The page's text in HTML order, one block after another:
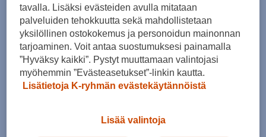
200,00 € 260,00 €
tavalla. Lisäksi evästeiden avulla mitataan
palveluiden tehokkuutta sekä mahdollistetaan
yksilöllinen ostokokemus ja personoidun mainonnan
tarjoaminen. Voit antaa suostumuksesi painamalla
”Hyväksy kaikki”. Pystyt muuttamaan valintojasi
myöhemmin ”Evästeasetukset”-linkin kautta.
Lisätietoja K-ryhmän evästekäytännöistä
Lisää valintoja